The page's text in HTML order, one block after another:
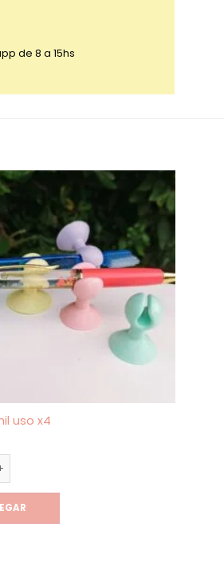
de 8 a 15hs
uso x4
uso x4 cantidad